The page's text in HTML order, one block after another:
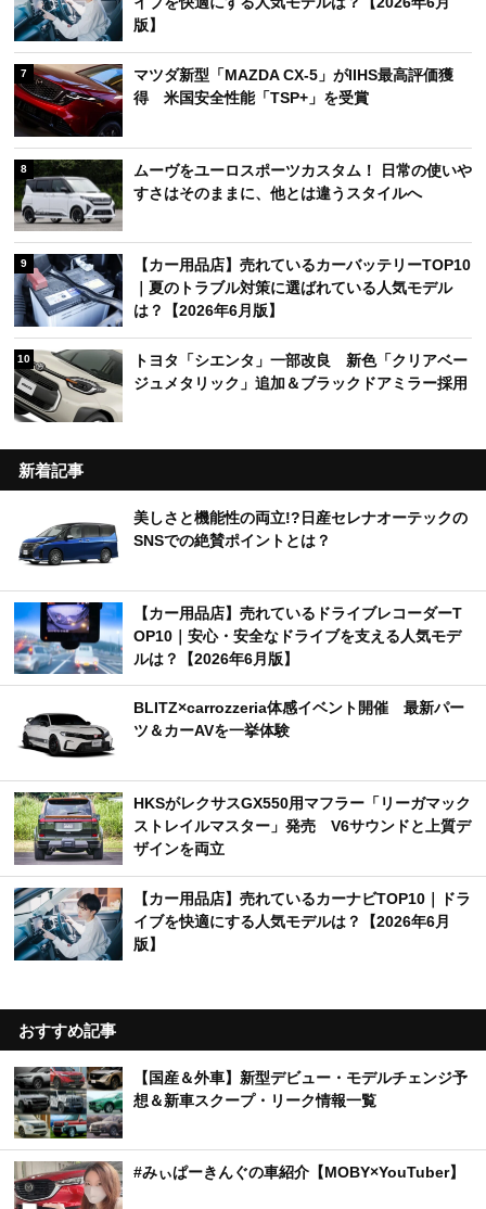
版】
7
マツダ新型「MAZDA CX-5」がIIHS最高評価獲
得 米国安全性能「TSP+」を受賞
8
ムーヴをユーロスポーツカスタム！ 日常の使いや
すさはそのままに、他とは違うスタイルへ
9
【カー用品店】売れているカーバッテリーTOP10
｜夏のトラブル対策に選ばれている人気モデル
は？【2026年6月版】
10
トヨタ「シエンタ」一部改良 新色「クリアベー
ジュメタリック」追加＆ブラックドアミラー採用
新着記事
美しさと機能性の両立!?日産セレナオーテックの
SNSでの絶賛ポイントとは？
【カー用品店】売れているドライブレコーダーT
OP10｜安心・安全なドライブを支える人気モデ
ルは？【2026年6月版】
BLITZ×carrozzeria体感イベント開催 最新パー
ツ＆カーAVを一挙体験
HKSがレクサスGX550用マフラー「リーガマック
ストレイルマスター」発売 V6サウンドと上質デ
ザインを両立
【カー用品店】売れているカーナビTOP10｜ドラ
イブを快適にする人気モデルは？【2026年6月
版】
おすすめ記事
【国産＆外車】新型デビュー・モデルチェンジ予
想＆新車スクープ・リーク情報一覧
#みぃぱーきんぐの車紹介【MOBY×YouTuber】